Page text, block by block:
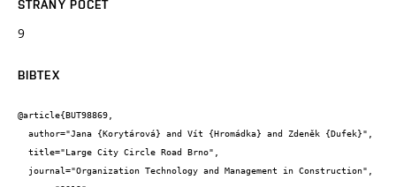
STRANY POČET
9
BIBTEX
@article{BUT98869,